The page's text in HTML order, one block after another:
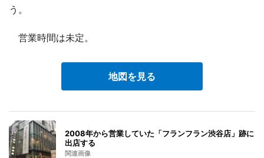
う。
営業時間は未定。
地図を見る
2008年から営業していた「フランフラン渋谷店」跡に
出店する
関連画像